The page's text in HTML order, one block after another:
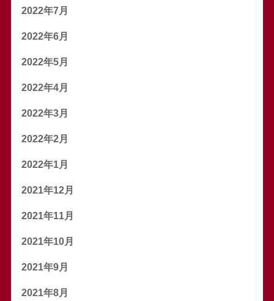
2022年7月
2022年6月
2022年5月
2022年4月
2022年3月
2022年2月
2022年1月
2021年12月
2021年11月
2021年10月
2021年9月
2021年8月